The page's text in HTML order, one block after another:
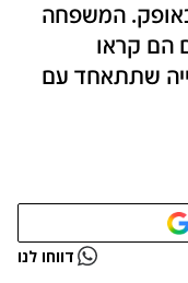
המשפחה
הם קראו
שתתאחד עם
דווחו לנו